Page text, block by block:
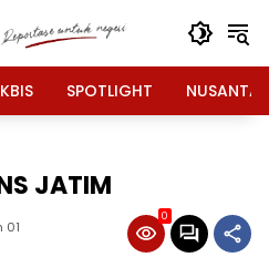
SPOTLIGHT
JATIM
01
0